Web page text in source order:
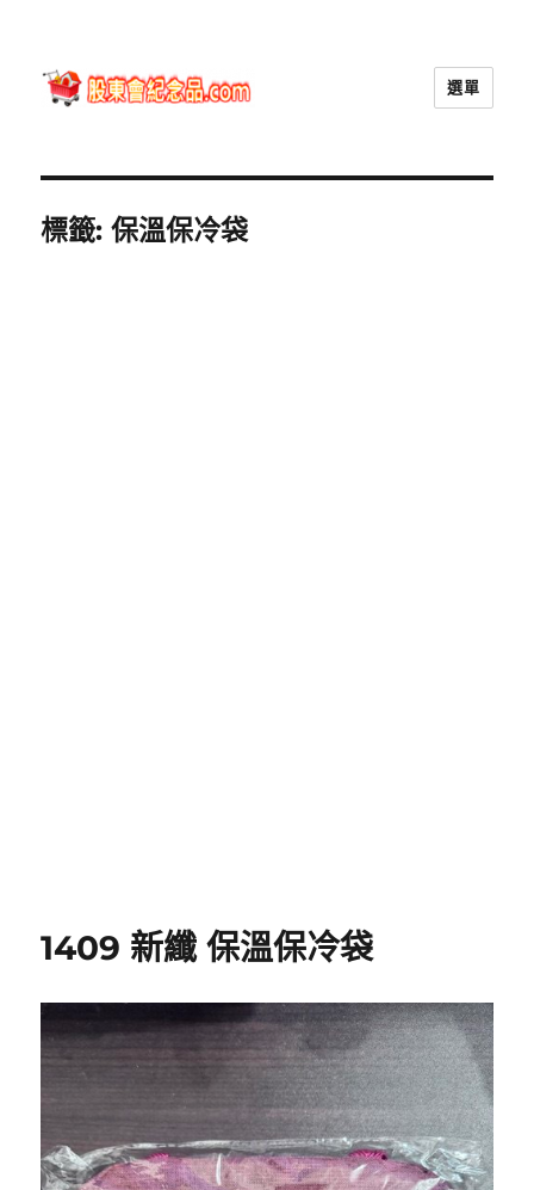
選單
標籤:保溫保冷袋
1409 新纖 保溫保冷袋